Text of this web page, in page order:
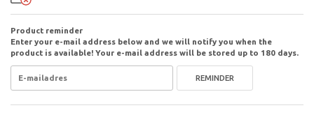
Product reminder
Enter your e-mail address below and we will notify you when the
product is available! Your e-mail address will be stored up to 180 days.
REMINDER